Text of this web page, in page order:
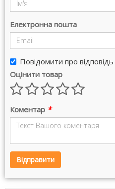
Електронна пошта
Повідомити про відповідь
Оцінити товар
Коментар *
Відправити